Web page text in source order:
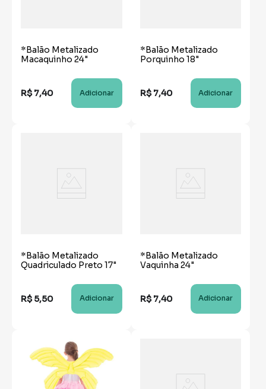
*Balão Metalizado
Macaquinho 24"
R$ 7,40 Adicionar
*Balão Metalizado
Porquinho 18"
R$ 7,40 Adicionar
*Balão Metalizado
Quadriculado Preto 17"
R$ 5,50 Adicionar
*Balão Metalizado
Vaquinha 24"
R$ 7,40 Adicionar